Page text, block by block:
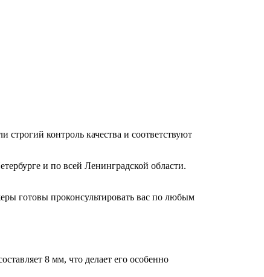
контроль качества и соответствуют
и по всей Ленинградской области.
готовы проконсультировать вас по любым
8 мм, что делает его особенно